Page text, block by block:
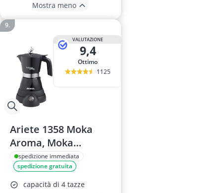
Mostra meno
VALUTAZIONE
9,4
Ottimo
1125
Ariete 1358 Moka
Aroma, Moka
Elettrica 2/4 Tazze,
Nero
spedizione immediata
spedizione gratuita
capacità di 4 tazze